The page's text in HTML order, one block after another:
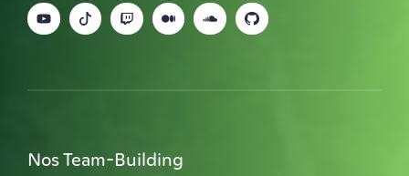
Nos Team-Building